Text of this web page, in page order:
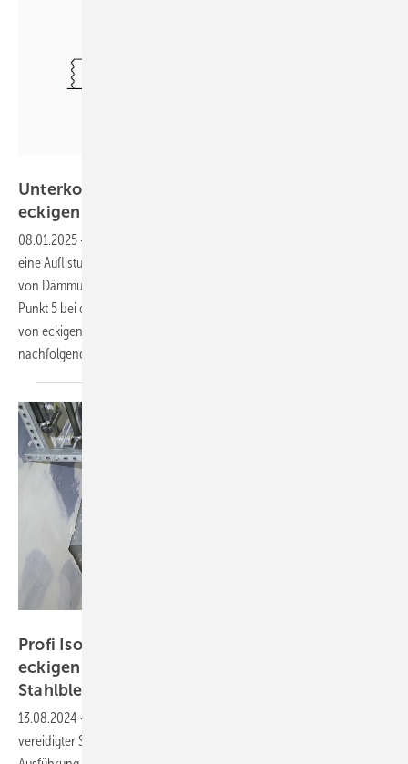
Unterkonstruktion der Blechverkleidung von
eckigen Luftleitungen mit
08.01.2025 -
eine Auflistung von Themen erstellt bzw. Bezug auf die Ausführung
von Dämmungen an Luftleitungen im Außenbereich genommen. Den
Punkt 5 bei diesen Themen „Unterkonstruktion der Blechverkleidung
von eckigen Luftleitungen mit FEF-Dämmung“ möchte ich
nachfolgend
Profi Isolier-Tipp: Wie Alu-Lamellenmatten an
eckigen Luftleitungen aus verzinktem
Stahlblech
13.08.2024 -
vereidigter Sachverständiger regelmäßig beschäftigt, ist die